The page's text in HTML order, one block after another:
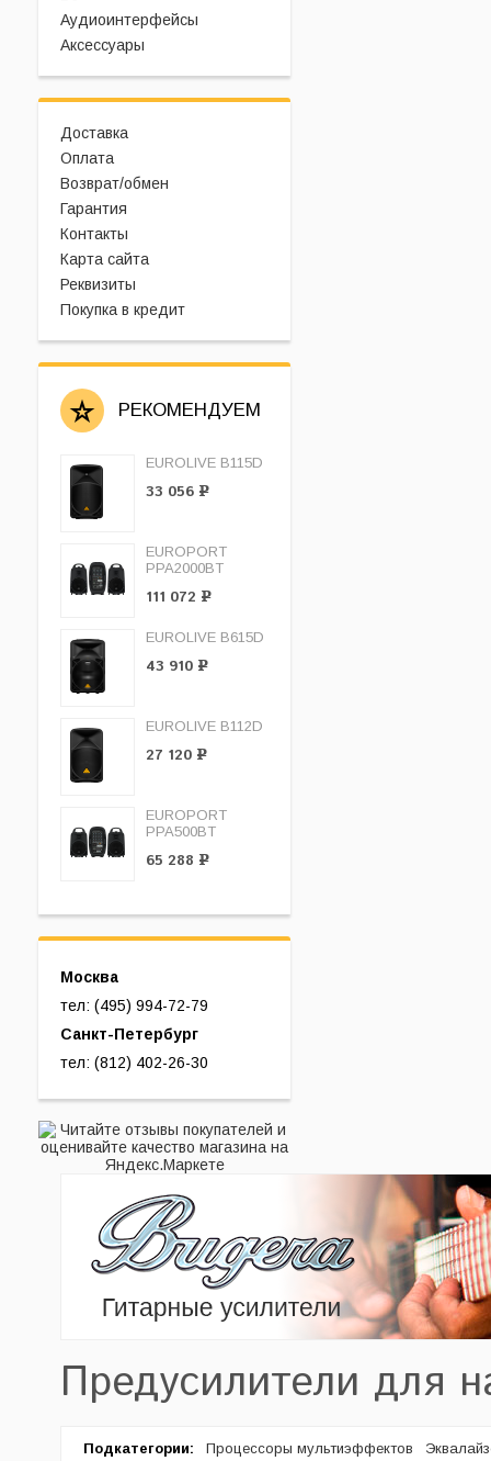
Аудиоинтерфейсы
Аксессуары
Доставка
Оплата
Возврат/обмен
Гарантия
Контакты
Карта сайта
Реквизиты
Покупка в кредит
РЕКОМЕНДУЕМ
EUROLIVE B115D
33 056 Р
EUROPORT
PPA2000BT
111 072 Р
EUROLIVE B615D
43 910 Р
EUROLIVE B112D
27 120 Р
EUROPORT
PPA500BT
65 288 Р
Москва
тел: (495) 994-72-79
Санкт-Петербург
тел: (812) 402-26-30
Предусилители для
Подкатегории: Процессоры мультиэффектов